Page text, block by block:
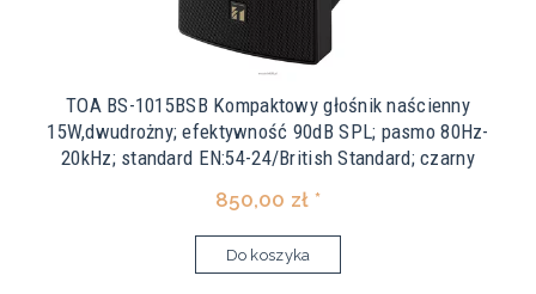
TOA BS-1015BSB Kompaktowy głośnik naścienny
15W,dwudrożny; efektywność 90dB SPL; pasmo 80Hz-
20kHz; standard EN:54-24/British Standard; czarny
850,00 zł *
Do koszyka